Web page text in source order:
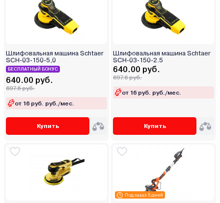
Шлифовальная машина Schtaer
SCH-03-150-5,0
БЕСПЛАТНЫЙ БОНУС
640.00 руб.
697.6 руб.
от 16 руб. руб./мес.
Купить
Шлифовальная машина Schtaer
SCH-03-150-2.5
640.00 руб.
697.6 руб.
от 16 руб. руб./мес.
Купить
Под заказ 5 дней